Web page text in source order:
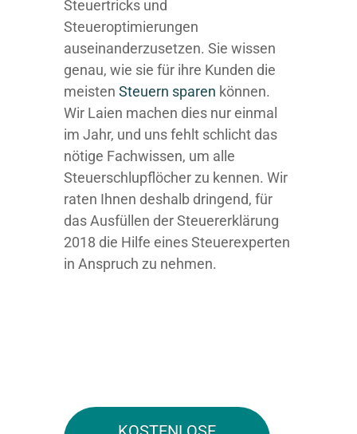
Steuertricks und
Steueroptimierungen
auseinanderzusetzen. Sie wissen
genau, wie sie für ihre Kunden die
meisten Steuern sparen können.
Wir Laien machen dies nur einmal
im Jahr, und uns fehlt schlicht das
nötige Fachwissen, um alle
Steuerschlupflöcher zu kennen. Wir
raten Ihnen deshalb dringend, für
das Ausfüllen der Steuererklärung
2018 die Hilfe eines Steuerexperten
in Anspruch zu nehmen.